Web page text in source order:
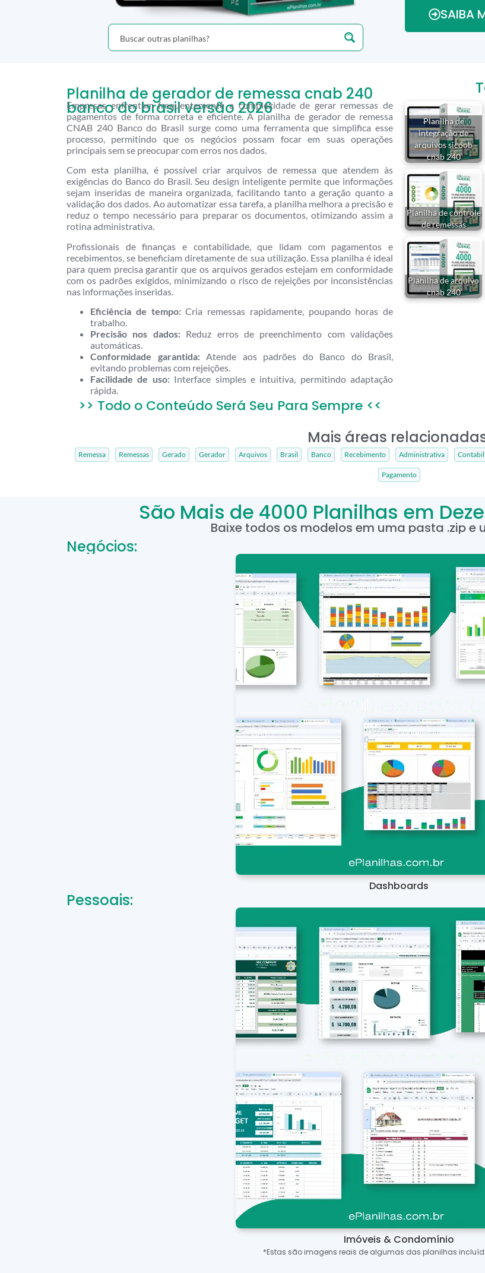
SAIBA
Planilha de gerador de remessa cnab 240
banco do brasil versão 2026
Empresas enfrentam frequentemente a complexidade de gerar remessas de
pagamentos de forma correta e eficiente. A planilha de gerador de remessa
CNAB 240 Banco do Brasil surge como uma ferramenta que simplifica esse
processo, permitindo que os negócios possam focar em suas operações
principais sem se preocupar com erros nos dados.
Com esta planilha, é possível criar arquivos de remessa que atendem às
exigências do Banco do Brasil. Seu design inteligente permite que informações
sejam inseridas de maneira organizada, facilitando tanto a geração quanto a
validação dos dados. Ao automatizar essa tarefa, a planilha melhora a precisão e
reduz o tempo necessário para preparar os documentos, otimizando assim a
rotina administrativa.
Profissionais de finanças e contabilidade, que lidam com pagamentos e
recebimentos, se beneficiam diretamente de sua utilização. Essa planilha é ideal
para quem precisa garantir que os arquivos gerados estejam em conformidade
com os padrões exigidos, minimizando o risco de rejeições por inconsistências
nas informações inseridas.
Eficiência de tempo:Cria remessas rapidamente, poupando horas de
trabalho.
Precisão nos dados:Reduz erros de preenchimento com validações
automáticas.
Conformidade garantida:Atende aos padrões do Banco do Brasil,
evitando problemas com rejeições.
Facilidade de uso:Interface simples e intuitiva, permitindo adaptação
rápida.
>> Todo o Conteúdo Será Seu Para Sempre <<
Planilha de
integração de
arquivos sicoob
cnab 240
Planilha de controle
de remessas
Planilha de arquivo
cnab 240
Mais áreas
Remessa Remessas Gerado Gerador Arquivos Brasil Banco Recebimento Administrativa
Pagamento
São Mais de 4000 Planilhas em
Baixe todos os modelos em uma pasta .zip e
Negócios:
Dashboards
Pessoais:
Imóveis & Condomínio
*Estas são imagens reais de algumas das planilhas